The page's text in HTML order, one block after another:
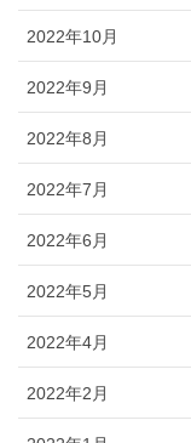
2022年10月
2022年9月
2022年8月
2022年7月
2022年6月
2022年5月
2022年4月
2022年2月